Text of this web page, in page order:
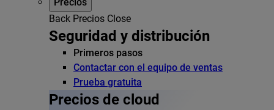
Precios
Back Precios Close
Seguridad y distribución
Primeros pasos
Contactar con el equipo de ventas
Prueba gratuita
Precios de cloud